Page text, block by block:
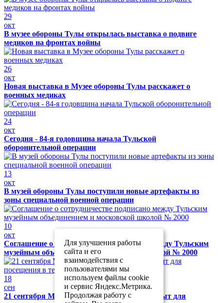
29
окт
В музее обороны Тулы открылась выставка о подвиге
медиков на фронтах войны
26
окт
Новая выставка в Музее обороны Тулы расскажет о
военных медиках
24
окт
Сегодня - 84-я годовщина начала Тульской
оборонительной операции
13
окт
В музей обороны Тулы поступили новые артефакты из
зоны специальной военной операции
10
окт
Соглашение о сотрудничестве подписано между Тульским
музейным объединением и московской школой № 2000
18
сен
21 сентября Музей обороны Тулы будет закрыт для
Для улучшения работы
сайта и его
взаимодействия с
пользователями мы
используем файлы cookie
и сервис Яндекс.Метрика.
Продолжая работу с